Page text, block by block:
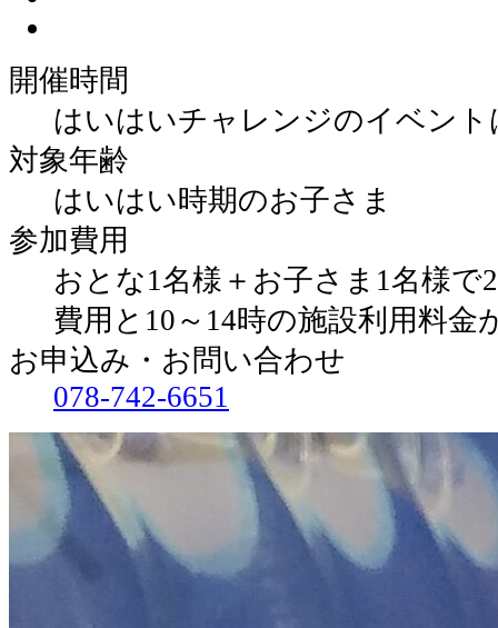
開催時間
はいはいチャレンジのイベント
対象年齢
はいはい時期のお子さま
参加費用
おとな1名様＋お子さま1名様
費用と10～14時の施設利用料金
お申込み・お問い合わせ
078-742-6651